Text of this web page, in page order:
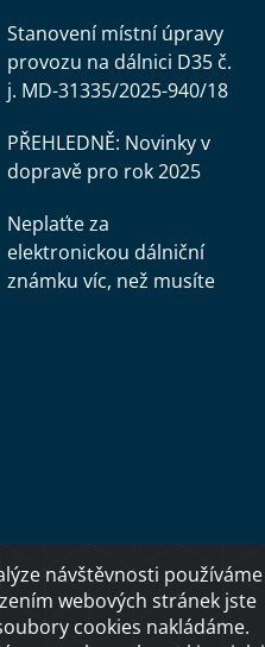
Stanovení místní úpravy
provozu na dálnici D35 č.
j. MD-31335/2025-940/18
PŘEHLEDNĚ: Novinky v
dopravě pro rok 2025
Neplaťte za
elektronickou dálniční
známku víc, než musíte
dopravy ČR
návštěvnosti používáme
webových stránek jste
cookies nakládáme.